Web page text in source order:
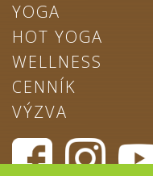
YOGA
HOT YOGA
WELLNESS
CENNÍK
VÝZVA